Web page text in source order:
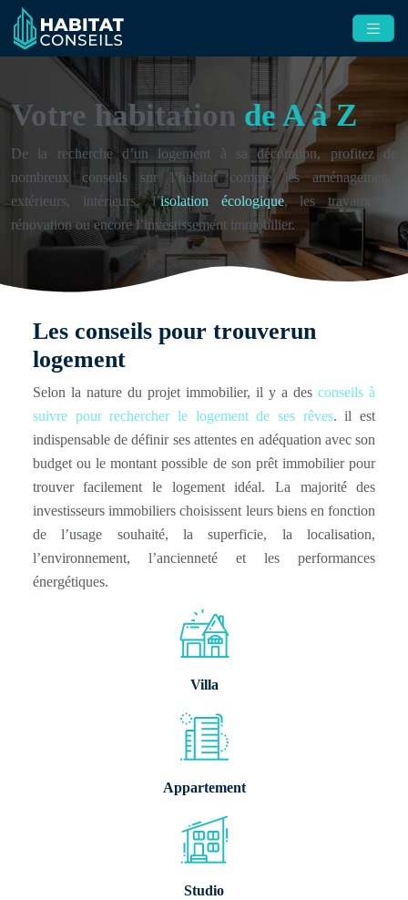
Votre habitation de A à Z
De la recherche d’un logement à sa décoration, profitez de
nombreux conseils sur l’habitat comme les aménagements
extérieurs, intérieurs, l’isolation écologique, les travaux de
rénovation ou encore l’investissement immobilier.
Les conseils pour trouverun
logement
Selon la nature du projet immobilier, il y a desconseils à
suivre pour rechercher le logement de ses rêves. il est
indispensable de définir ses attentes en adéquation avec son
budget ou le montant possible de son prêt immobilier pour
trouver facilement le logement idéal. La majorité des
investisseurs immobiliers choisissent leurs biens en fonction
de l’usage souhaité, la superficie, la localisation,
l’environnement, l’ancienneté et les performances
énergétiques.
Villa
Appartement
Studio